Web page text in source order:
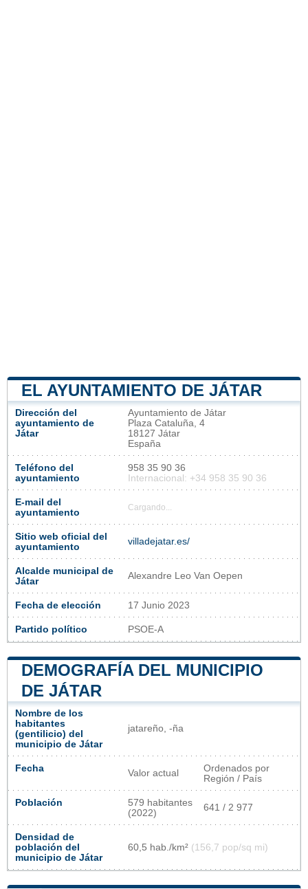
EL AYUNTAMIENTO DE JÁTAR
Dirección del
ayuntamiento de
Játar
Ayuntamiento de Játar
Plaza Cataluña, 4
18127 Játar
España
Teléfono del
ayuntamiento
958 35 90 36
Internacional: +34 958 35 90 36
E-mail del
ayuntamiento
Cargando...
Sitio web oficial del
ayuntamiento
villadejatar.es/
Alcalde municipal de
Játar
Alexandre Leo Van Oepen
Fecha de elección 17 Junio 2023
Partido político PSOE-A
DEMOGRAFÍA DEL MUNICIPIO
DE JÁTAR
Nombre de los
habitantes
(gentilicio) del
municipio de Játar
jatareño, -ña
Fecha Valor actual
Ordenados por
Región / País
Población
579 habitantes
(2022)
641 / 2 977
Densidad de
población del
municipio de Játar
60,5 hab./km² (156,7 pop/sq mi)